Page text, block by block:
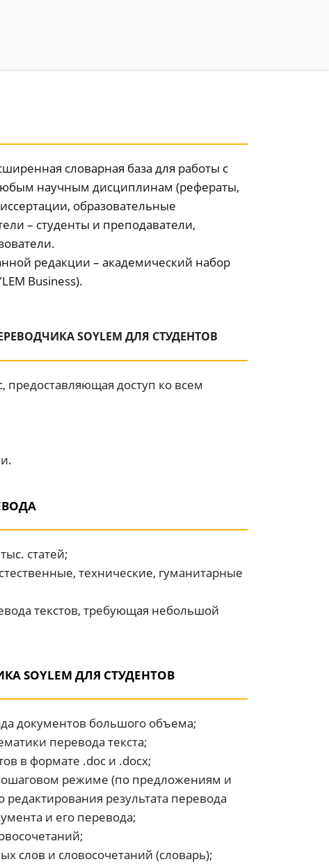
словарная база для работы с
научным дисциплинам (рефераты,
образовательные
– студенты и преподаватели,
редакции – академический набор
Business).
SOYLEM ДЛЯ СТУДЕНТОВ
предоставляющая доступ ко всем
статей;
технические, гуманитарные
текстов, требующая небольшой
SOYLEM ДЛЯ СТУДЕНТОВ
документов большого объема;
перевода текста;
в формате .doc и .docx;
режиме (по предложениям и
результата перевода
и его перевода;
слов и словосочетаний (словарь);